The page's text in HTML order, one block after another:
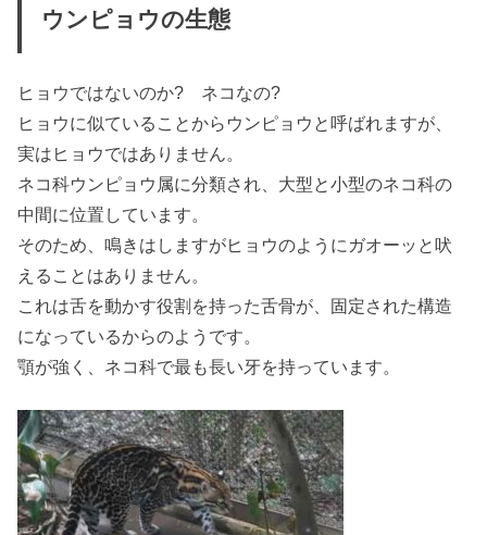
ウンピョウの生態
ヒョウではないのか? ネコなの?
ヒョウに似ていることからウンピョウと呼ばれますが、
実はヒョウではありません。
ネコ科ウンピョウ属に分類され、大型と小型のネコ科の
中間に位置しています。
そのため、鳴きはしますがヒョウのようにガオーッと吠
えることはありません。
これは舌を動かす役割を持った舌骨が、固定された構造
になっているからのようです。
顎が強く、ネコ科で最も長い牙を持っています。